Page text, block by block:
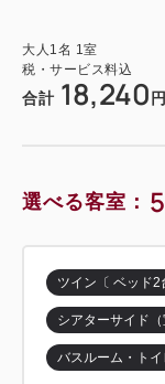
大人 1 名 1 室
税・サービス料込
合計 18,240
選べる客室： 5
ツイン〔 ベッド2
シアターサイド
バスルーム・トイ